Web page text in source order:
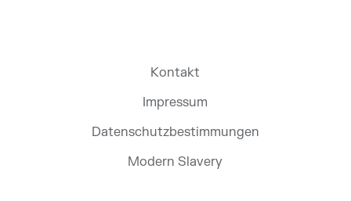
Kontakt
Impressum
Datenschutzbestimmungen
Modern Slavery